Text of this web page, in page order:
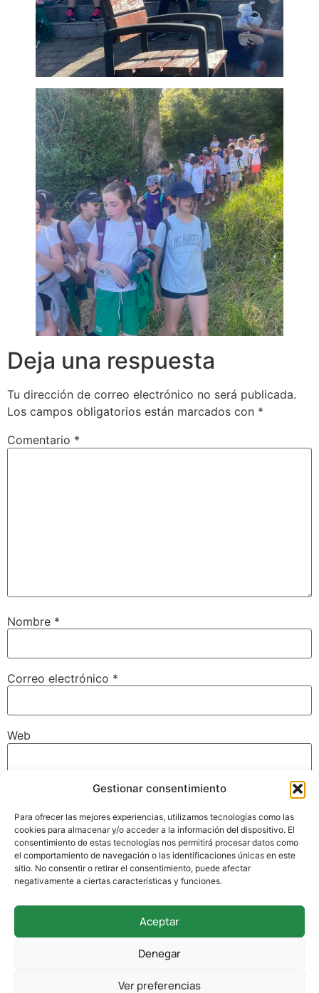
Gestionar consentimiento
Para ofrecer las mejores experiencias, utilizamos tecnologías como las
cookies para almacenar y/o acceder a la información del dispositivo. El
consentimiento de estas tecnologías nos permitirá procesar datos como
el comportamiento de navegación o las identificaciones únicas en este
sitio. No consentir o retirar el consentimiento, puede afectar
negativamente a ciertas características y funciones.
Aceptar
Denegar
Ver preferencias
Deja una respuesta
Tu dirección de correo electrónico no será publicada.
Los campos obligatorios están marcados con *
Comentario *
Nombre *
Correo electrónico *
Web
navegador para la próxima vez que comente.